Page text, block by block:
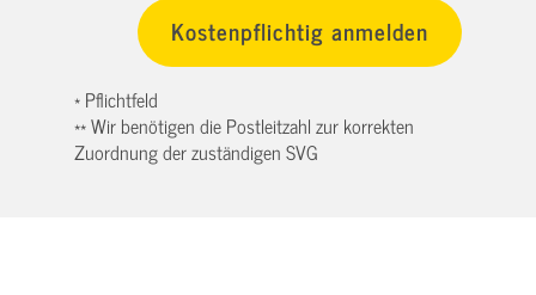
* Pflichtfeld
** Wir benötigen die Postleitzahl zur korrekten
Zuordnung der zuständigen SVG